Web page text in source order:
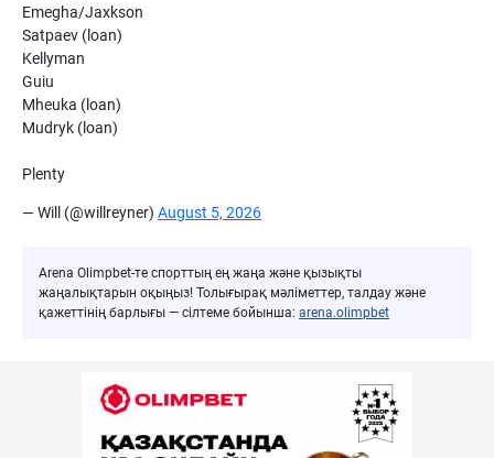
Emegha/Jaxkson
Satpaev (loan)
Kellyman
Guiu
Mheuka (loan)
Mudryk (loan)
Plenty
— Will (@willreyner) August 5, 2026
Arena Olimpbet-те спорттың ең жаңа және қызықты
жаңалықтарын оқыңыз! Толығырақ мәліметтер, талдау және
қажеттінің барлығы — сілтеме бойынша: arena.olimpbet